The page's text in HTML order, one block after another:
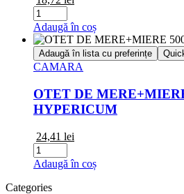
Cantitate
GEM
DE
RUBARBAR
CU
MAR
F.Z.
340GR
Adaugă în coș
Adaugă în lista cu preferințe
CAMARA
OTET DE
HYPERICUM
24,41 lei
Cantitate
OTET
MERE+MIERE
Adaugă în coș
Categories